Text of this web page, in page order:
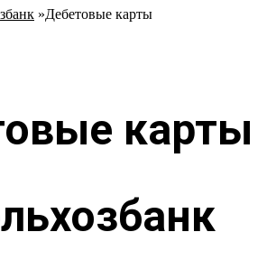
»Дебетовые карты
карты